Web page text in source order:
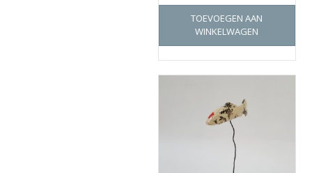
TOEVOEGEN AAN
WINKELWAGEN